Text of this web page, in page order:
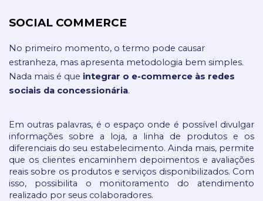
SOCIAL COMMERCE
No primeiro momento, o termo pode causar
estranheza, mas apresenta metodologia bem simples.
Nada mais é que integrar o e-commerce às redes
sociais da concessionária.
Em outras palavras, é o espaço onde é possível divulgar
informações sobre a loja, a linha de produtos e os
diferenciais do seu estabelecimento. Ainda mais, permite
que os clientes encaminhem depoimentos e avaliações
reais sobre os produtos e serviços disponibilizados. Com
isso, possibilita o monitoramento do atendimento
realizado por seus colaboradores.